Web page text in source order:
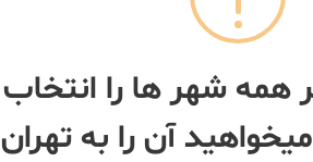
همه شهر ها را انتخاب
میخواهید آن را به تهران